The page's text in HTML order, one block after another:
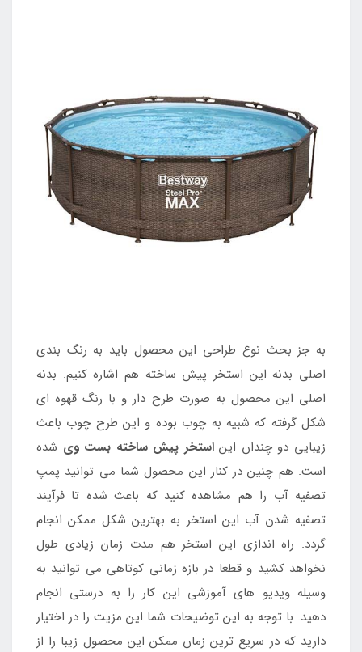
به جز بحث نوع طراحی این محصول باید به رنگ بندی
اصلی بدنه این استخر پیش ساخته هم اشاره کنیم. بدنه
اصلی این محصول به صورت طرح دار و با رنگ قهوه ای
شکل گرفته که شبیه به چوب بوده و این طرح چوب باعث
زیبایی دو چندان ایناستخر پیش ساخته بست وی شده
است. هم چنین در کنار این محصول شما می توانید پمپ
تصفیه آب را هم مشاهده کنید که باعث شده تا فرآیند
تصفیه شدن آب این استخر به بهترین شکل ممکن انجام
گردد. راه اندازی این استخر هم مدت زمان زیادی طول
نخواهد کشید و قطعا در بازه زمانی کوتاهی می توانید به
وسیله ویدیو های آموزشی این کار را به درستی انجام
دهید. با توجه به این توضیحات شما این مزیت را در اختیار
دارید که در سریع ترین زمان ممکن این محصول زیبا را از